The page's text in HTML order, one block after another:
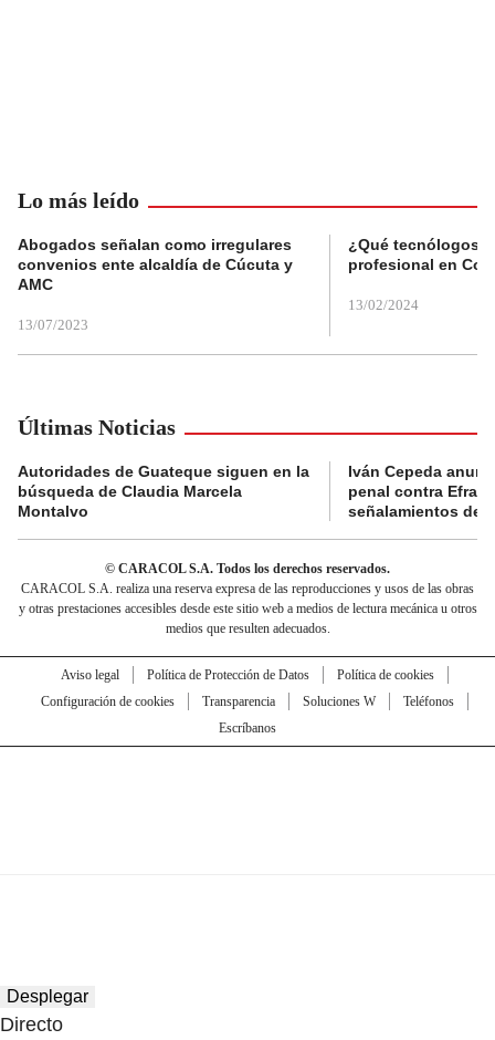
Lo más leído
Abogados señalan como irregulares
convenios ente alcaldía de Cúcuta y
AMC
13/07/2023
¿Qué tecnólogos
profesional en
13/02/2024
Últimas Noticias
Autoridades de Guateque siguen en la
búsqueda de Claudia Marcela
Montalvo
Iván Cepeda
penal contra
señalamientos de
© CARACOL S.A. Todos los derechos reservados.
CARACOL S.A. realiza una reserva expresa de las reproducciones y usos de las obras
y otras prestaciones accesibles desde este sitio web a medios de lectura mecánica u otros
medios que resulten adecuados.
Aviso legal Política de Protección de Datos
Política de cookies
Configuración de cookies
Transparencia Soluciones W
Teléfonos
Escríbanos
Desplegar
Directo